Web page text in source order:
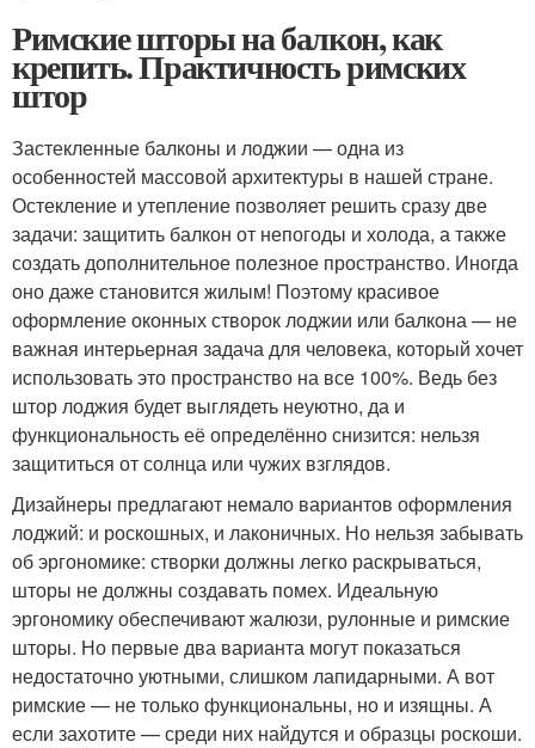
Римские шторы на балкон, как
крепить. Практичность римских
штор
Застекленные балконы и лоджии — одна из
особенностей массовой архитектуры в нашей стране.
Остекление и утепление позволяет решить сразу две
задачи: защитить балкон от непогоды и холода, а также
создать дополнительное полезное пространство. Иногда
оно даже становится жилым! Поэтому красивое
оформление оконных створок лоджии или балкона — не
важная интерьерная задача для человека, который хочет
использовать это пространство на все 100%. Ведь без
штор лоджия будет выглядеть неуютно, да и
функциональность её определённо снизится: нельзя
защититься от солнца или чужих взглядов.
Дизайнеры предлагают немало вариантов оформления
лоджий: и роскошных, и лаконичных. Но нельзя забывать
об эргономике: створки должны легко раскрываться,
шторы не должны создавать помех. Идеальную
эргономику обеспечивают жалюзи, рулонные и римские
шторы. Но первые два варианта могут показаться
недостаточно уютными, слишком лапидарными. А вот
римские — не только функциональны, но и изящны. А
если захотите — среди них найдутся и образцы роскоши.